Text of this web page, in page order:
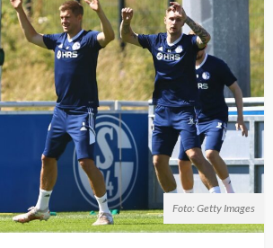
Foto: Getty Images